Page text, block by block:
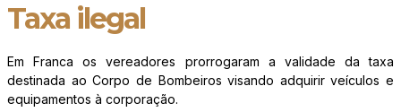
Taxa ilegal
Em Franca os vereadores prorrogaram a validade da taxa
destinada ao Corpo de Bombeiros visando adquirir veículos e
equipamentos à corporação.